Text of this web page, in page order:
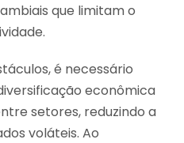
que limitam o
é necessário
econômica
setores, reduzindo a
voláteis. Ao